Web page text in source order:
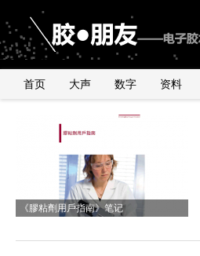
首页 大声 数字 资料
与UNDERFILL世界级高手交流有感
《2010年银粉与浆料产品行业研讨会》
有感
《膠粘劑用戶指南》笔记